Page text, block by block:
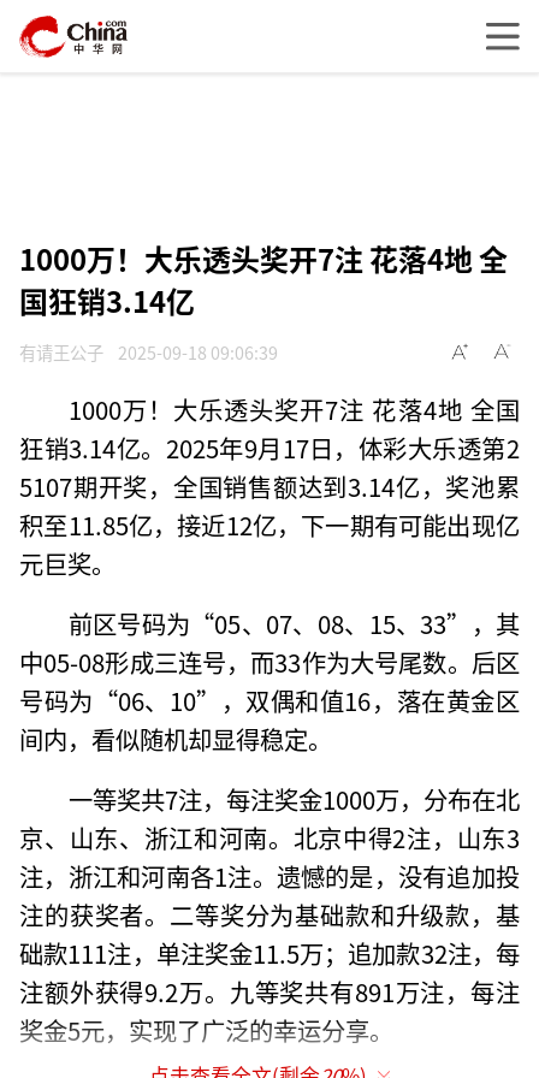
1000万！大乐透头奖开7注 花落4地 全
国狂销3.14亿
有请王公子 2025-09-18 09:06:39
1000万！大乐透头奖开7注 花落4地 全国
狂销3.14亿。2025年9月17日，体彩大乐透第2
5107期开奖，全国销售额达到3.14亿，奖池累
积至11.85亿，接近12亿，下一期有可能出现亿
元巨奖。
前区号码为“05、07、08、15、33”，其
中05-08形成三连号，而33作为大号尾数。后区
号码为“06、10”，双偶和值16，落在黄金区
间内，看似随机却显得稳定。
一等奖共7注，每注奖金1000万，分布在北
京、山东、浙江和河南。北京中得2注，山东3
注，浙江和河南各1注。遗憾的是，没有追加投
注的获奖者。二等奖分为基础款和升级款，基
础款111注，单注奖金11.5万；追加款32注，每
注额外获得9.2万。九等奖共有891万注，每注
奖金5元，实现了广泛的幸运分享。